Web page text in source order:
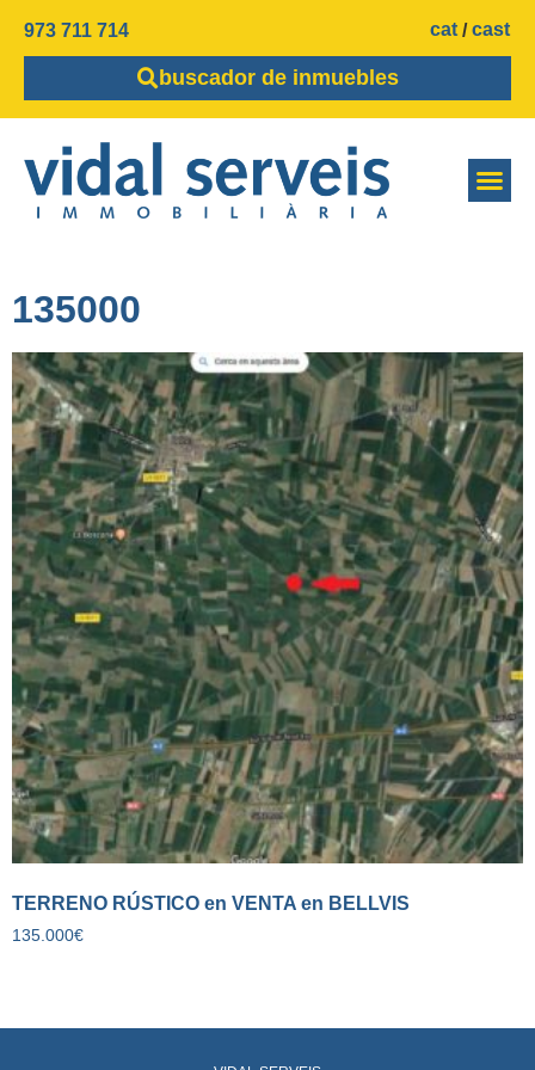
973 711 714 cat cast
buscador de inmuebles
135000
TERRENO RÚSTICO en VENTA en BELLVIS
135.000€